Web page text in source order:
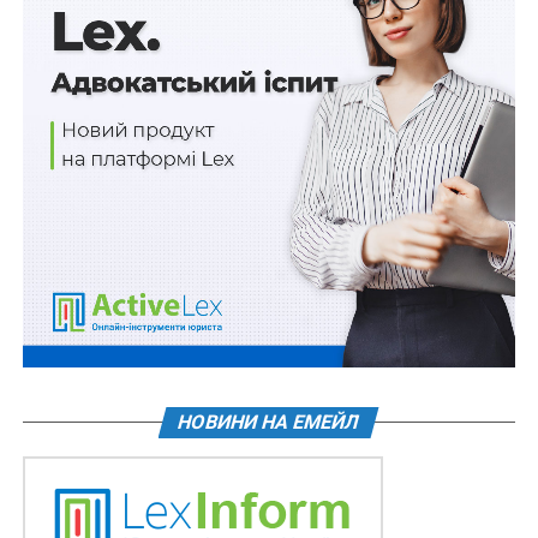
банком та який наявний у мобільному додатку
Порталу Дія (Дія).
За бажанням особи для виплати номінальної вартості
та відсоткового доходу за облігаціями вона може
відкрити поточний рахунок за допомогою Порталу
Дія, зокрема з використанням мобільного додатка
Схожі статті:
бонуси
26% ВВП
НОВИНИ НА ЕМЕЙЛ